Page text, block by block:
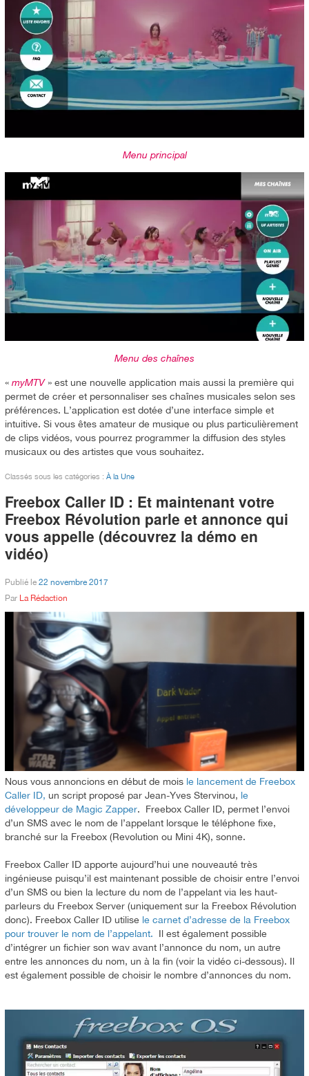
Menu principal
Menu des chaînes
« myMTV » est une nouvelle application mais aussi la première qui
permet de créer et personnaliser ses chaînes musicales selon ses
préférences. L’application est dotée d’une interface simple et
intuitive. Si vous êtes amateur de musique ou plus particulièrement
de clips vidéos, vous pourrez programmer la diffusion des styles
musicaux ou des artistes que vous souhaitez.
Classés sous les catégories : À la Une
Freebox Caller ID : Et maintenant votre
Freebox Révolution parle et annonce qui
vous appelle (découvrez la démo en
vidéo)
Publié le 22 novembre 2017
Par La Rédaction
Nous vous annoncions en début de mois le lancement de Freebox
Caller ID, un script proposé par Jean-Yves Stervinou, le
développeur de Magic Zapper. Freebox Caller ID, permet l’envoi
d’un SMS avec le nom de l’appelant lorsque le téléphone fixe,
branché sur la Freebox (Revolution ou Mini 4K), sonne.
Freebox Caller ID apporte aujourd’hui une nouveauté très
ingénieuse puisqu’il est maintenant possible de choisir entre l’envoi
d’un SMS ou bien la lecture du nom de l’appelant via les haut-
parleurs du Freebox Server (uniquement sur la Freebox Révolution
donc). Freebox Caller ID utilise le carnet d’adresse de la Freebox
pour trouver le nom de l’appelant. Il est également possible
d’intégrer un fichier son wav avant l’annonce du nom, un autre
entre les annonces du nom, un à la fin (voir la vidéo ci-dessous). Il
est également possible de choisir le nombre d’annonces du nom.